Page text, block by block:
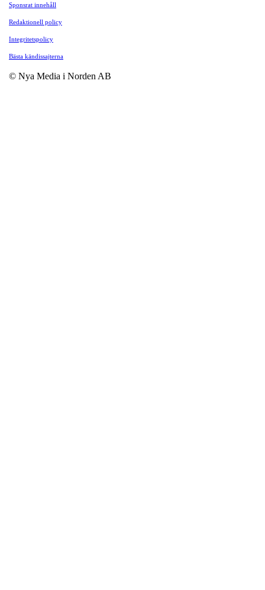
Sponsrat innehåll
Redaktionell policy
Integritetspolicy
Bästa kändissajterna
© Nya Media i Norden AB